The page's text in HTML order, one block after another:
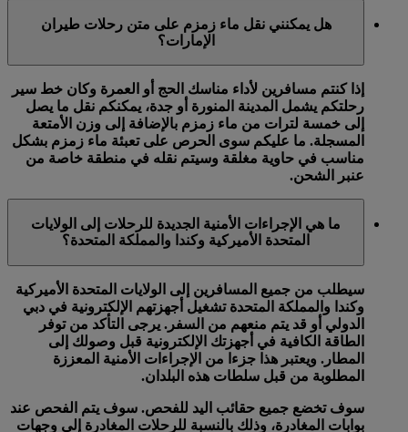
هل يمكنني نقل ماء زمزم على متن رحلات طيران
الإمارات؟
إذا كنتم مسافرين لأداء مناسك الحج أو العمرة وكان خط سير
رحلتكم يشمل المدينة المنورة أو جدة، يمكنكم نقل ما يصل
إلى خمسة لترات من ماء زمزم بالإضافة إلى وزن الأمتعة
المسجلة. ما عليكم سوى الحرص على تعبئة ماء زمزم بشكل
مناسب في حاوية مغلقة وسيتم نقله في منطقة خاصة من
عنبر الشحن.
ما هي الإجراءات الأمنية الجديدة للرحلات إلى الولايات
المتحدة الأميركية وكندا والمملكة المتحدة؟
سيطلب من جميع المسافرين إلى الولايات المتحدة الأميركية
وكندا والمملكة المتحدة تشغيل أجهزتهم الإلكترونية في دبي
الدولي أو قد يتم منعهم من السفر. يرجى التأكد من توفر
الطاقة الكافية في أجهزتك الإلكترونية قبل وصولك إلى
المطار. ويعتبر هذا جزءا من الإجراءات الأمنية المعززة
المطلوبة من قبل سلطات هذه البلدان.
سوف تخضع جميع حقائب اليد للفحص. سوف يتم الفحص عند
بوابات المغادرة، وذلك بالنسبة للرحلات المغادرة إلى وجهات